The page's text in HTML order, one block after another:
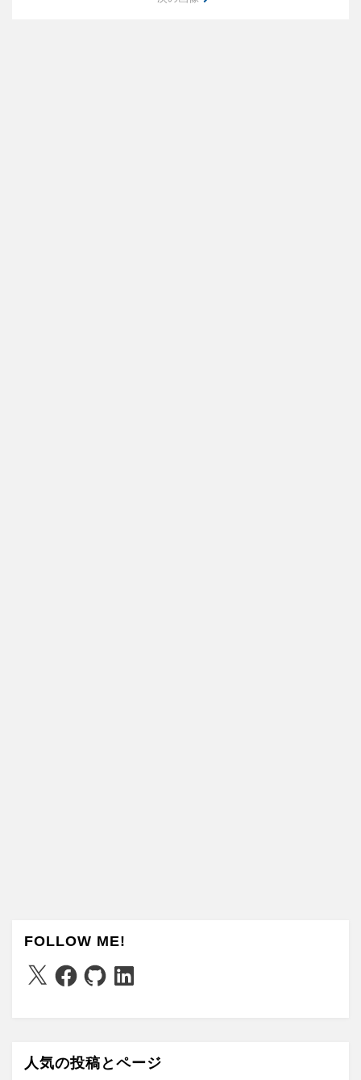
FOLLOW ME!
X Facebook
GitHubLinkedIn
人気の投稿とページ